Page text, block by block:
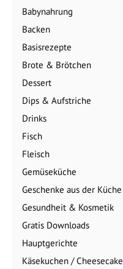
Babynahrung
Backen
Basisrezepte
Brote & Brötchen
Dessert
Dips & Aufstriche
Drinks
Fisch
Fleisch
Gemüseküche
Geschenke aus der Küche
Gesundheit & Kosmetik
Gratis Downloads
Hauptgerichte
Käsekuchen / Cheesecake